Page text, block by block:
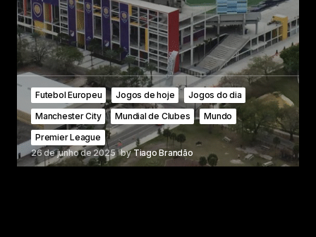
Futebol Europeu Jogos de hoje
Jogos do dia
Manchester City
Mundial de Clubes
Mundo
Premier League
26 de junho de 2025 byTiago Brandão